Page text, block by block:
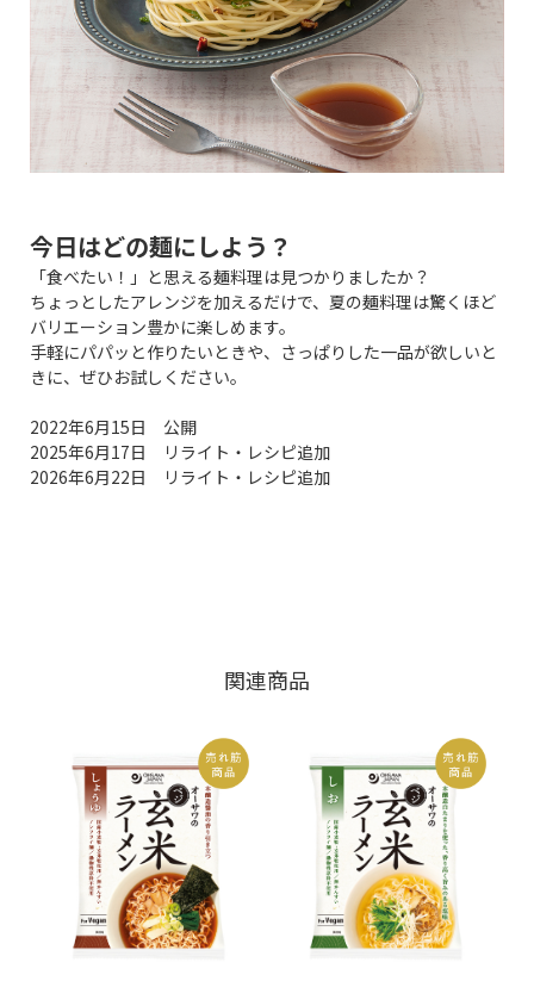
今日はどの麺にしよう？
「食べたい！」と思える麺料理は見つかりましたか？
ちょっとしたアレンジを加えるだけで、夏の麺料理は驚くほど
バリエーション豊かに楽しめます。
手軽にパパッと作りたいときや、さっぱりした一品が欲しいと
きに、ぜひお試しください。
2022年6月15日 公開
2025年6月17日 リライト・レシピ追加
2026年6月22日 リライト・レシピ追加
関連商品